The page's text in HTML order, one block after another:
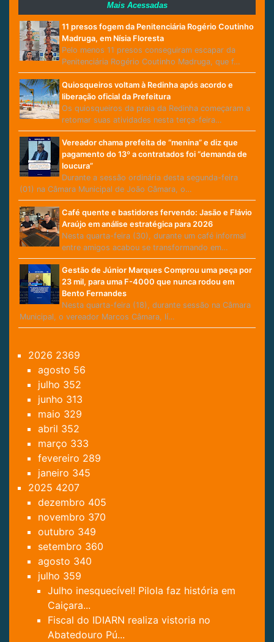
Mais Acessadas
11 presos fogem da Penitenciária Rogério Coutinho
Madruga, em Nísia Floresta
Pelo menos 11 presos conseguiram escapar da
Penitenciária Rogério Coutinho Madruga, que f…
Quiosqueiros voltam à Redinha após acordo e
liberação oficial da Prefeitura
Os quiosqueiros da praia da Redinha começaram a
retomar suas atividades nesta terça-feira…
Vereador chama prefeita de “menina” e diz que
pagamento do 13º a contratados foi “demanda de
loucura”
Durante a sessão ordinária desta segunda-feira
(01) na Câmara Municipal de João Câmara, o…
Café quente e bastidores fervendo: Jasão e Flávio
Araújo em análise estratégica para 2026
Nesta quarta-feira (30), durante um café informal
entre amigos acabou se transformando em…
Gestão de Júnior Marques Comprou uma peça por
23 mil, para uma F-4000 que nunca rodou em
Bento Fernandes
Nesta quarta-feira (18), durante sessão na Câmara
Municipal, o vereador Marcos Câmara, lí…
2026 2369
agosto 56
julho 352
junho 313
maio 329
abril 352
março 333
fevereiro 289
janeiro 345
2025 4207
dezembro 405
novembro 370
outubro 349
setembro 360
agosto 340
julho 359
Julho inesquecível! Pilola faz história em
Caiçara...
Fiscal do IDIARN realiza vistoria no
Abatedouro Pú...